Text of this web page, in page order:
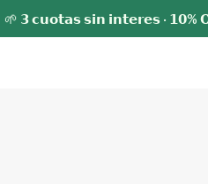
🌱 𝟯 𝗰𝘂𝗼𝘁𝗮𝘀 𝘀𝗶𝗻 𝗶𝗻𝘁𝗲𝗿𝗲𝘀 ·